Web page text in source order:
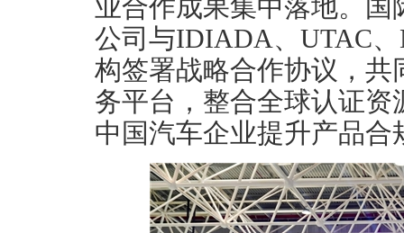
业合作成果集中落地。
公司与IDIADA、UTAC
构签署战略合作协议，
务平台，整合全球认证
中国汽车企业提升产品合